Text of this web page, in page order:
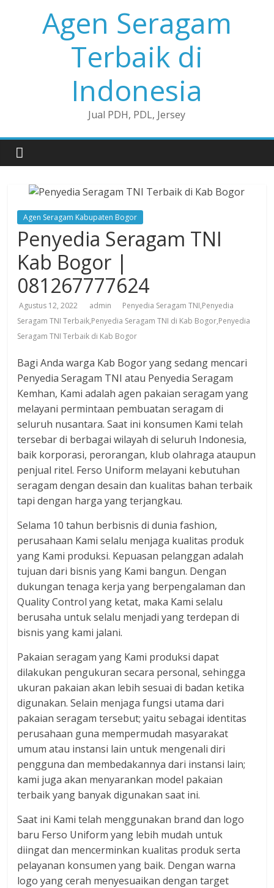
Agen Seragam
Terbaik di
Indonesia
Jual PDH, PDL, Jersey
Agen Seragam Kabupaten Bogor
Penyedia Seragam TNI
Kab Bogor |
081267777624
Agustus 12, 2022 admin
Penyedia Seragam TNI,Penyedia
Seragam TNI Terbaik,Penyedia Seragam TNI di Kab Bogor,Penyedia
Seragam TNI Terbaik di Kab Bogor
Bagi Anda warga Kab Bogor yang sedang mencari
Penyedia Seragam TNI atau Penyedia Seragam
Kemhan, Kami adalah agen pakaian seragam yang
melayani permintaan pembuatan seragam di
seluruh nusantara. Saat ini konsumen Kami telah
tersebar di berbagai wilayah di seluruh Indonesia,
baik korporasi, perorangan, klub olahraga ataupun
penjual ritel. Ferso Uniform melayani kebutuhan
seragam dengan desain dan kualitas bahan terbaik
tapi dengan harga yang terjangkau.
Selama 10 tahun berbisnis di dunia fashion,
perusahaan Kami selalu menjaga kualitas produk
yang Kami produksi. Kepuasan pelanggan adalah
tujuan dari bisnis yang Kami bangun. Dengan
dukungan tenaga kerja yang berpengalaman dan
Quality Control yang ketat, maka Kami selalu
berusaha untuk selalu menjadi yang terdepan di
bisnis yang kami jalani.
Pakaian seragam yang Kami produksi dapat
dilakukan pengukuran secara personal, sehingga
ukuran pakaian akan lebih sesuai di badan ketika
digunakan. Selain menjaga fungsi utama dari
pakaian seragam tersebut; yaitu sebagai identitas
perusahaan guna mempermudah masyarakat
umum atau instansi lain untuk mengenali diri
pengguna dan membedakannya dari instansi lain;
kami juga akan menyarankan model pakaian
terbaik yang banyak digunakan saat ini.
Saat ini Kami telah menggunakan brand dan logo
baru Ferso Uniform yang lebih mudah untuk
diingat dan mencerminkan kualitas produk serta
pelayanan konsumen yang baik. Dengan warna
logo yang cerah menyesuaikan dengan target